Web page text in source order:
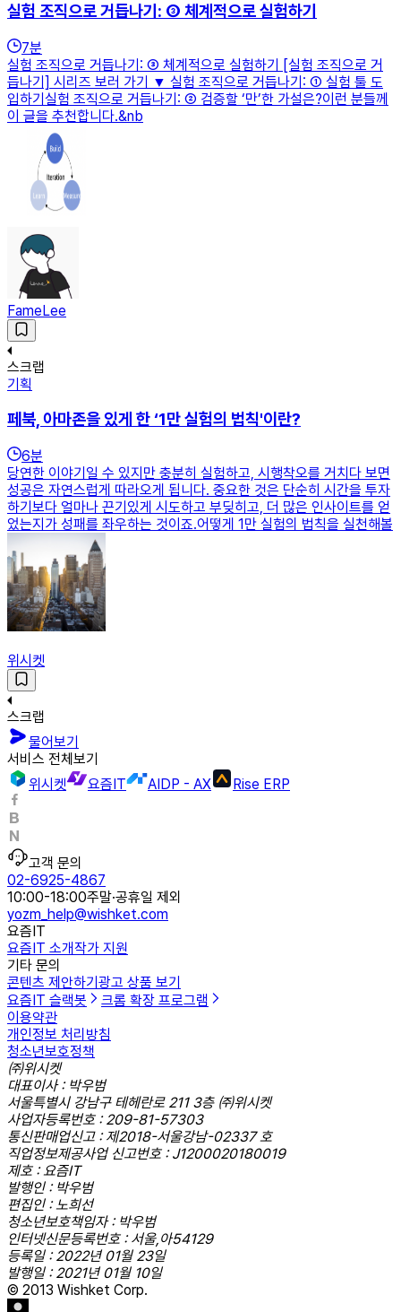
실험 조직으로 거듭나기: ③ 체계적으로 실험하기
7분
실험 조직으로 거듭나기: ③ 체계적으로 실험하기 [실험 조직으로 거
듭나기] 시리즈 보러 가기 ▼ 실험 조직으로 거듭나기: ① 실험 툴 도
입하기실험 조직으로 거듭나기: ② 검증할 ‘만’한 가설은?이런 분들께
이 글을 추천합니다.&nb
FameLee
스크랩
기획
페북, 아마존을 있게 한 ‘1만 실험의 법칙'이란?
6분
당연한 이야기일 수 있지만 충분히 실험하고, 시행착오를 거치다 보면
성공은 자연스럽게 따라오게 됩니다. 중요한 것은 단순히 시간을 투자
하기보다 얼마나 끈기있게 시도하고 부딪히고, 더 많은 인사이트를 얻
었는지가 성패를 좌우하는 것이죠.어떻게 1만 실험의 법칙을 실천해볼
위시켓
스크랩
물어보기
서비스 전체보기
위시켓
요즘IT AIDP - AX Rise ERP
고객 문의
02-6925-4867
10:00-18:00주말·공휴일 제외
yozm_help@wishket.com
요즘IT
요즘IT 소개작가 지원
기타 문의
콘텐츠 제안하기 광고 상품 보기
요즘IT 슬랙봇
크롬 확장 프로그램
이용약관
개인정보 처리방침
청소년보호정책
㈜위시켓
대표이사 : 박우범
서울특별시 강남구 테헤란로 211 3층 ㈜위시켓
사업자등록번호 : 209-81-57303
통신판매업신고 : 제2018-서울강남-02337 호
직업정보제공사업 신고번호 : J1200020180019
제호 : 요즘IT
발행인 : 박우범
편집인 : 노희선
청소년보호책임자 : 박우범
인터넷신문등록번호 : 서울,아54129
등록일 : 2022년 01월 23일
발행일 : 2021년 01월 10일
© 2013 Wishket Corp.